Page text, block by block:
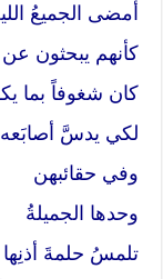
أمضى الجميعُ
كأنهم يبحثون
كان شغوفاً بما
لكي يدسَّ
وفي حقائبهن
وحدها الجميلةُ
تلمسُ حلمةَ أذنِها